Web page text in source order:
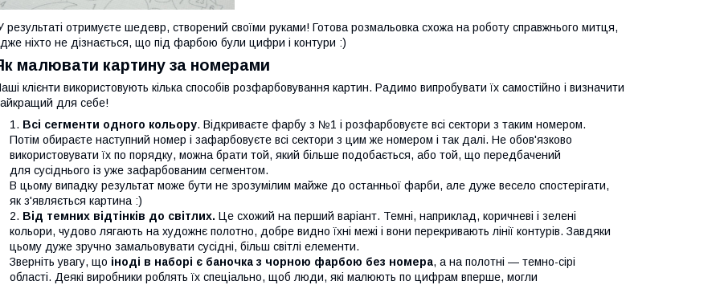
результаті отримуєте шедевр, створений своїми руками! Готова розмальовка схожа на роботу справжнього митця,
ніхто не дізнається, що під фарбою були цифри і контури :)
малювати картину за номерами
клієнти використовують кілька способів розфарбовування картин. Радимо випробувати їх самостійно і визначити
для себе!
Всі сегменти одного кольору. Відкриваєте фарбу з №1 і розфарбовуєте всі сектори з таким номером.
Потім обираєте наступний номер і зафарбовуєте всі сектори з цим же номером і так далі. Не обов'язково
використовувати їх по порядку, можна брати той, який більше подобається, або той, що передбачений
для сусіднього із уже зафарбованим сегментом.
В цьому випадку результат може бути не зрозумілим майже до останньої фарби, але дуже весело спостерігати,
як з'являється картина :)
Від темних відтінків до світлих. Це схожий на перший варіант. Темні, наприклад, коричневі і зелені
кольори, чудово лягають на художнє полотно, добре видно їхні межі і вони перекривають лінії контурів. Завдяки
цьому дуже зручно замальовувати сусідні, більш світлі елементи.
Зверніть увагу, що іноді в наборі є баночка з чорною фарбою без номера, а на полотні — темно-сірі
області. Деякі виробники роблять їх спеціально, щоб люди, які малюють по цифрам вперше, могли